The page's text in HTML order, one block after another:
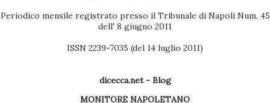
Periodico mensile registrato presso il Tribunale di Napoli Num. 45
dell' 8 giugno 2011
ISSN 2239-7035 (del 14 luglio 2011)
dicecca.net - Blog
MONITORE NAPOLETANO